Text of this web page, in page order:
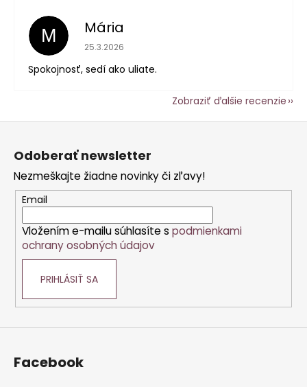
M Mária
Hodnotenie obchodu je 5 z 5 hviezdičiek.
25.3.2026
Spokojnosť, sedí ako uliate.
Zobraziť ďalšie recenzie
Z
Odoberať newsletter
Nezmeškajte žiadne novinky či zľavy!
Email
Vložením e-mailu súhlasíte s podmienkami
ochrany osobných údajov
PRIHLÁSIŤ SA
Facebook